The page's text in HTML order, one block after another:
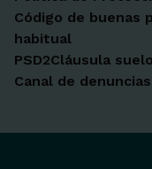
Código de buenas
habitual
PSD2Cláusula suelo
Canal de denuncias